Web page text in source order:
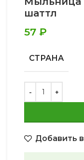
шаттл
57 ₽
СТРАНА
Добавить